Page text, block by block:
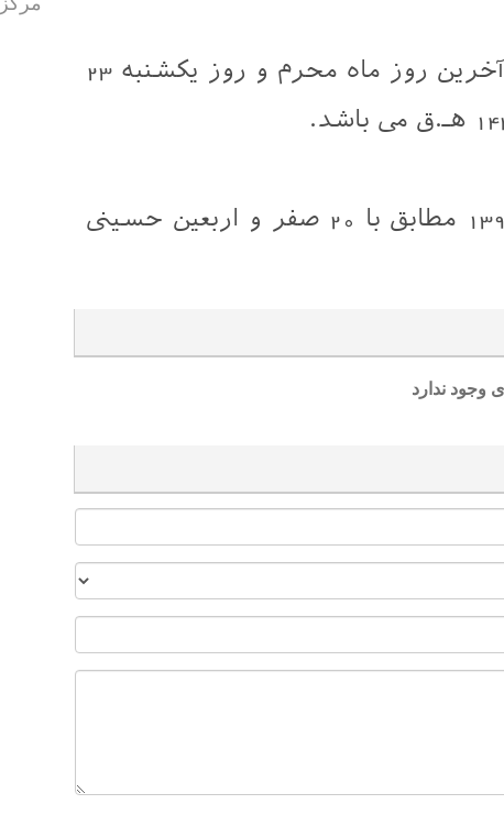
در این بیانیه آمده است: روز شنبه آخرین روز ماه محرم و روز یکشنبه 23
براین اساس، پنج شنبه 12 آذرماه 1394 مطابق با 20 صفر و اربعین حسینی
وجود ندارد